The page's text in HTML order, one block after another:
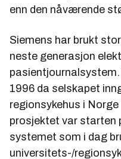
enn den nåværende
Siemens har brukt
neste generasjon
1996 da selskapet
regionsykehus i
prosjektet var starten
systemet som i dag
universitets-/